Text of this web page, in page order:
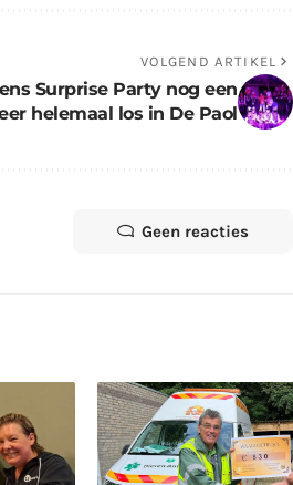
VOLGEND ARTIKEL
Surprise Party nog een
helemaal los in De Paol
Geen reacties